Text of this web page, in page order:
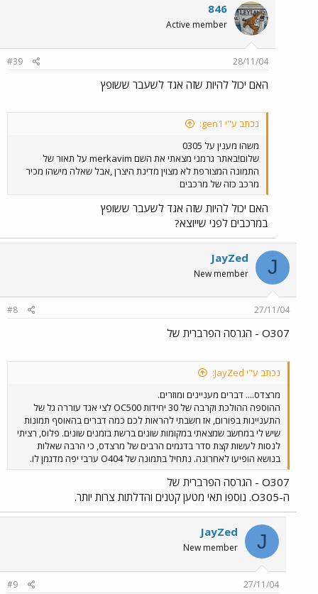
846
Active member
28/11/04
#39
האם יכול להיות שזה אגד לשעבר ששופץ
נכתב ע"י gen1:
משהו מענין על 0305
שלום!באתר גרמני מצאתי את השם merkavim על תאור של
התמונה המצורפת לא מצוין מדינת היצרן ,אבל שאלה מישהו מכיר
מרכב כזה של מרכבים
האם יכול להיות שזה אגד לשעבר ששופץ
במרכבים לפני שייוצא?
J
JayZed
New member
27/11/04
#8
O307 - הגרסה הפרברית של
נכתב ע"י JayZed:
מרצדס.... דברים מעניינים ומוזרים.
ההוספה ההולכת וקרבה של 30 יחידות OC500 לצי אגד עוררה גל של
התעניינות בפורום, אז חשבתי להראות לכם כמה דברים בהאוסף תמונות
שיש לי במחשב שמצאתי במקומות שונים ברשת בזמנים שונים. פלוס, רציתי
לנסות לעשות קצת סדר בדגמים הרבים של מרצדס, כי הרבה שאלות
בנושא הופיעו לאחרונה. נתחיל בתמונה של O404 ערבי יפה מדגמן לו.
O307 - הגרסה הפרברית של
ה-O305. נוספו תאי מטען קטנים והדלתות צרות יותר.
J
JayZed
New member
27/11/04
#9